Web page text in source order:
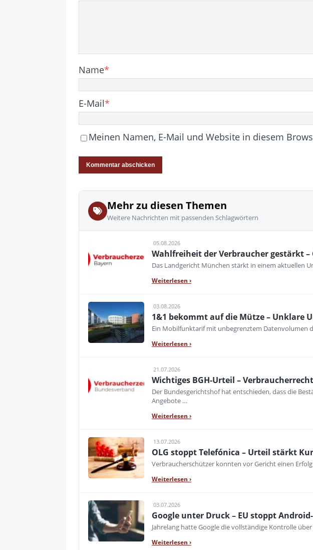
Name*
E-Mail*
Meinen Namen, E-Mail und Website in diesem
Mehr zu diesen Themen
Weitere Nachrichten mit passenden Schlagwörtern
05.08.2026
Wahlfreiheit der Verbraucher gestärkt
Das Landgericht München stärkt in einem aktuellen
Weiterlesen ›
03.08.2026
1&1 bekommt auf die Mütze – Unklare
Ein Mobilfunktarif mit unbegrenztem Datenvolumen
Weiterlesen ›
21.07.2026
Wichtiges BGH-Urteil –
Der Bundesgerichtshof hat entschieden, dass die
Angebote …
Weiterlesen ›
13.07.2026
OLG stoppt Telefónica – Urteil stärkt
Verbraucherschützer konnten vor Gericht einen
Weiterlesen ›
03.07.2026
Google unter Druck – EU stoppt
Jahrelang hatte Google die vollständige Kontrolle
Weiterlesen ›